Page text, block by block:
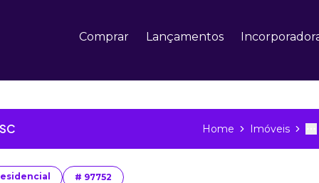
Comprar Lançamentos
Home Imóveis
# 97752